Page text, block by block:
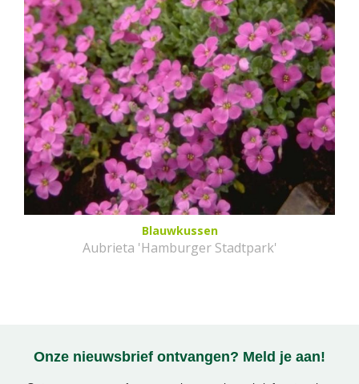
Blauwkussen
Aubrieta 'Hamburger Stadtpark'
Onze nieuwsbrief ontvangen? Meld je aan!